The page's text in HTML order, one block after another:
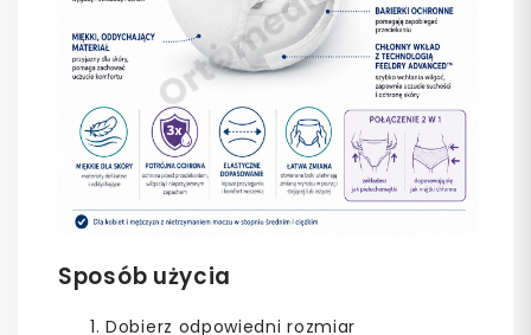
Sposób użycia
Dobierz odpowiedni rozmiar